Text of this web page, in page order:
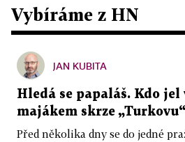
Vybíráme z HN
JAN KUBITA
Hledá se papaláš. Kdo jel
majákem skrze
Před několika dny se do jedné